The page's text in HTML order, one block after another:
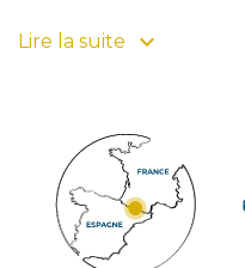
emblématiques et de
trois zones d’attrait
itinérance. Cliquez sur
villages, son
Lire la suite